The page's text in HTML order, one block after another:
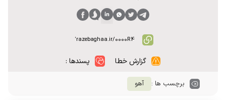
گزارش خطا پسندها :
برچسب ها : آهو